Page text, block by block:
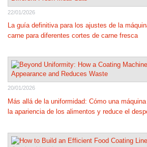
22/01/2026
La guía definitiva para los ajustes de la
carne para diferentes cortes de carne fresca
20/01/2026
Más allá de la uniformidad: Cómo una
la apariencia de los alimentos y reduce el